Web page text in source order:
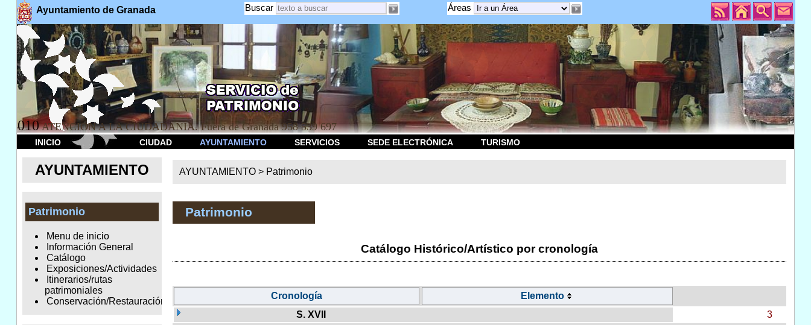
Ayuntamiento de Granada Áreas
Buscar
010 ATENCION A LA CIUDADANÍA. Fuera de Granada 958 539 697
INICIO CIUDAD AYUNTAMIENTO SERVICIOS SEDE ELECTRÓNICA TURISMO
AYUNTAMIENTO
Patrimonio
Menu de inicio
Información General
Catálogo
Exposiciones/Actividades
Itinerarios/rutas
patrimoniales
Conservación/Restauración
AYUNTAMIENTO > Patrimonio
Patrimonio
Catálogo Histórico/Artístico por cronología
Cronología
Elemento
S. XVII
3